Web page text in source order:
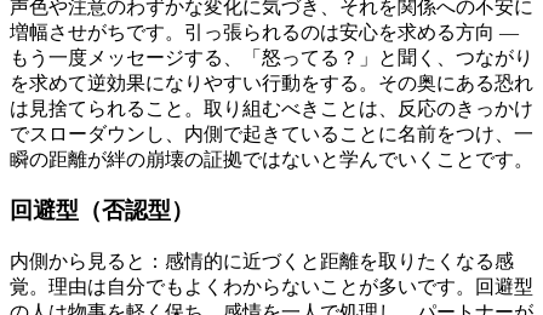
声色や注意のわずかな変化に気づき、それを関係への不安に
増幅させがちです。引っ張られるのは安心を求める方向 —
もう一度メッセージする、「怒ってる？」と聞く、つながり
を求めて逆効果になりやすい行動をする。その奥にある恐れ
は見捨てられること。取り組むべきことは、反応のきっかけ
でスローダウンし、内側で起きていることに名前をつけ、一
瞬の距離が絆の崩壊の証拠ではないと学んでいくことです。
回避型（否認型）
内側から見ると：感情的に近づくと距離を取りたくなる感
覚。理由は自分でもよくわからないことが多いです。回避型